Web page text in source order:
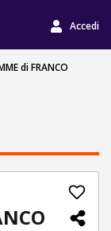
Accedi
di FRANCO